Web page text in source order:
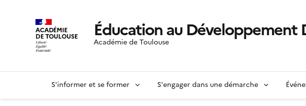
ACADÉMIE
DE TOULOUSE Éducation au Développement
Académie de Toulouse
S'informer et se former S'engager dans une démarche